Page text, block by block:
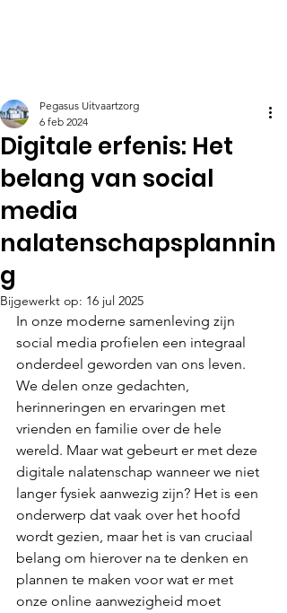
Digitale erfenis: Het
belang van social
media
nalatenschapsplannin
g
Pegasus Uitvaartzorg
6 feb 2024
Bijgewerkt op: 16 jul 2025
In onze moderne samenleving zijn
social media profielen een integraal
onderdeel geworden van ons leven.
We delen onze gedachten,
herinneringen en ervaringen met
vrienden en familie over de hele
wereld. Maar wat gebeurt er met deze
digitale nalatenschap wanneer we niet
langer fysiek aanwezig zijn? Het is een
onderwerp dat vaak over het hoofd
wordt gezien, maar het is van cruciaal
belang om hierover na te denken en
plannen te maken voor wat er met
onze online aanwezigheid moet